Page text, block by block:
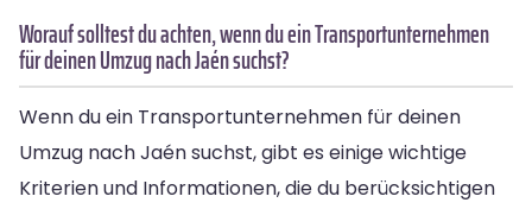
Worauf solltest du achten, wenn du ein Transportunternehmen
für deinen Umzug nach Jaén suchst?
Wenn du ein Transportunternehmen für deinen
Umzug nach Jaén suchst, gibt es einige wichtige
Kriterien und Informationen, die du berücksichtigen